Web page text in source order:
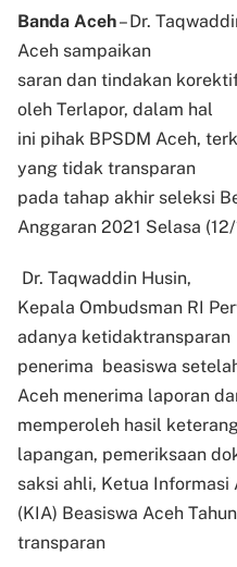
Banda Aceh– Dr.
Aceh sampaikan
saran dan tindakan
oleh Terlapor, dalam hal
ini pihak BPSDM Aceh,
yang tidak transparan
pada tahap akhir seleksi
Anggaran 2021 Selasa
Dr. Taqwaddin Husin,
Kepala Ombudsman RI
adanya ketidaktransparan
penerima beasiswa
Aceh menerima laporan
memperoleh hasil
lapangan, pemeriksaan
saksi ahli, Ketua Informasi
(KIA) Beasiswa Aceh
transparan